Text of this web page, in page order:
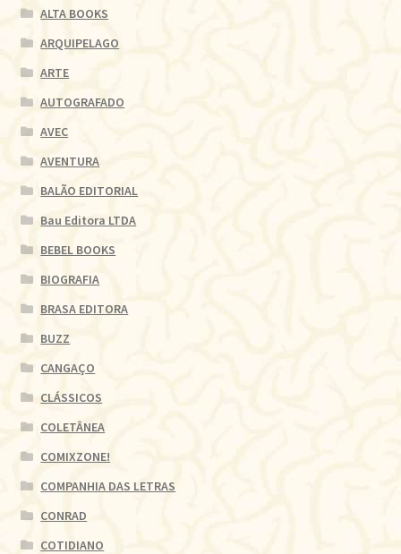
ALTA BOOKS
ARQUIPELAGO
ARTE
AUTOGRAFADO
AVEC
AVENTURA
BALÃO EDITORIAL
Bau Editora LTDA
BEBEL BOOKS
BIOGRAFIA
BRASA EDITORA
BUZZ
CANGAÇO
CLÁSSICOS
COLETÂNEA
COMIXZONE!
COMPANHIA DAS LETRAS
CONRAD
COTIDIANO